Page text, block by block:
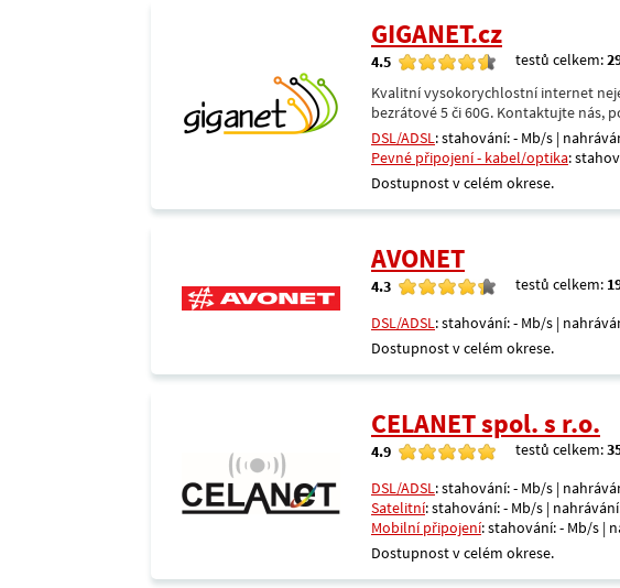
GIGANET.cz
4.5 testů celkem:
Kvalitní vysokorychlostní internet
bezrátové 5 či 60G. Kontaktujte nás,
DSL/ADSL: stahování: - Mb/s |
Pevné připojení - kabel/optika:
Dostupnost v celém okrese.
AVONET
4.3 testů celkem:
DSL/ADSL: stahování: - Mb/s |
Dostupnost v celém okrese.
CELANET spol. s r.o.
4.9 testů celkem:
DSL/ADSL: stahování: - Mb/s |
Satelitní: stahování: - Mb/s |
Mobilní připojení: stahování: - Mb/s |
Dostupnost v celém okrese.